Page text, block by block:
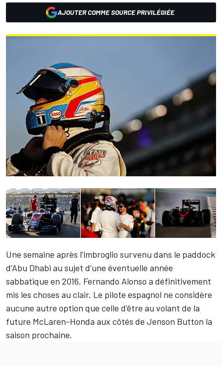
AJOUTER COMME SOURCE PRIVILÉGIÉE
Une semaine après l’imbroglio survenu dans le paddock
d’Abu Dhabi au sujet d’une éventuelle année
sabbatique en 2016, Fernando Alonso a définitivement
mis les choses au clair. Le pilote espagnol ne considère
aucune autre option que celle d’être au volant de la
future McLaren-Honda aux côtés de Jenson Button la
saison prochaine.